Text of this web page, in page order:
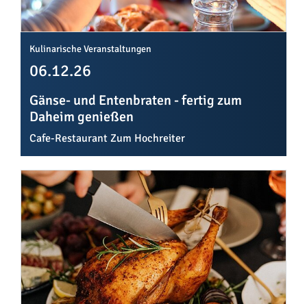
Kulinarische Veranstaltungen
06.12.26
Gänse- und Entenbraten - fertig zum
Daheim genießen
Cafe-Restaurant Zum Hochreiter